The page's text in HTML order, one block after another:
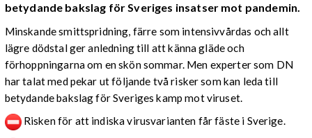
betydande bakslag för Sveriges insatser mot pandemin.
Minskande smittspridning, färre som intensivvårdas och allt
lägre dödstal ger anledning till att känna gläde och
förhoppningarna om en skön sommar. Men experter som DN
har talat med pekar ut följande två risker som kan leda till
betydande bakslag för Sveriges kamp mot viruset.
Risken för att indiska virusvarianten får fäste i Sverige.